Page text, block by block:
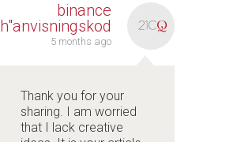
binance
h"anvisningskod
5 months ago
Thank you for your
sharing. I am worried
that I lack creative